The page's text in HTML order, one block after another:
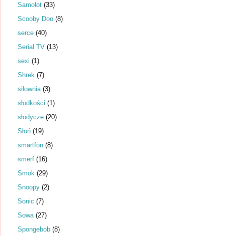
Samolot (33)
Scooby Doo (8)
serce (40)
Serial TV (13)
sexi (1)
Shrek (7)
siłownia (3)
słodkości (1)
słodycze (20)
Słoń (19)
smartfon (8)
smerf (16)
Smok (29)
Snoopy (2)
Sonic (7)
Sowa (27)
Spongebob (8)